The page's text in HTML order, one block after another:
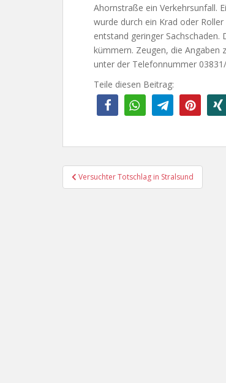
Ahornstraße ein Verkehrsunfall.
wurde durch ein Krad oder
entstand geringer
kümmern. Zeugen, die Angaben
unter der Telefonnummer
Teile diesen Beitrag:
Beitragsnavigation
Versuchter Totschlag in Stralsund